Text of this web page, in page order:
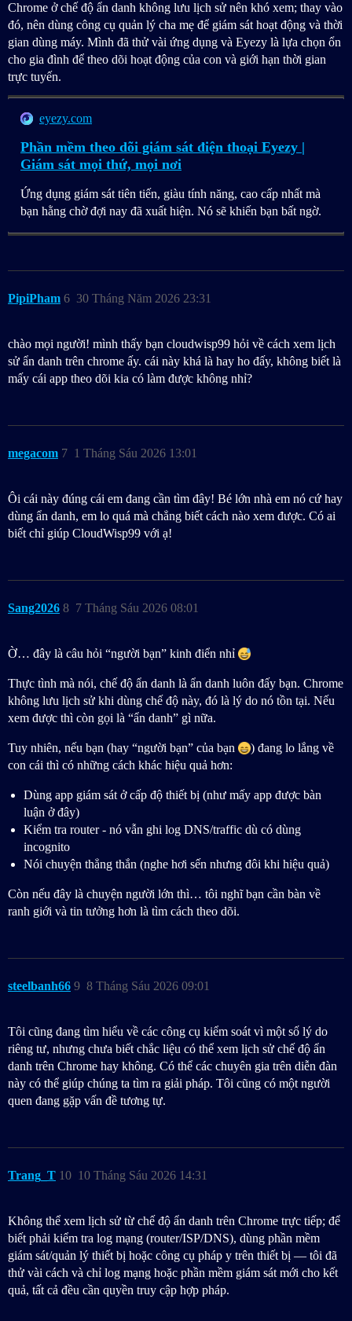
Chrome ở chế độ ẩn danh không lưu lịch sử nên khó xem; thay vào
đó, nên dùng công cụ quản lý cha mẹ để giám sát hoạt động và thời
gian dùng máy. Mình đã thử vài ứng dụng và Eyezy là lựa chọn ổn
cho gia đình để theo dõi hoạt động của con và giới hạn thời gian
trực tuyến.
eyezy.com
Phần mềm theo dõi giám sát điện thoại Eyezy |
Giám sát mọi thứ, mọi nơi
Ứng dụng giám sát tiên tiến, giàu tính năng, cao cấp nhất mà
bạn hằng chờ đợi nay đã xuất hiện. Nó sẽ khiến bạn bất ngờ.
PipiPham 30 Tháng Năm 2026 23:31
6
chào mọi người! mình thấy bạn cloudwisp99 hỏi về cách xem lịch
sử ẩn danh trên chrome ấy. cái này khá là hay ho đấy, không biết là
mấy cái app theo dõi kia có làm được không nhỉ?
megacom 1 Tháng Sáu 2026 13:01
7
Ôi cái này đúng cái em đang cần tìm đây! Bé lớn nhà em nó cứ hay
dùng ẩn danh, em lo quá mà chẳng biết cách nào xem được. Có ai
biết chỉ giúp CloudWisp99 với ạ!
Sang2026 7 Tháng Sáu 2026 08:01
8
Ờ… đây là câu hỏi “người bạn” kinh điển nhỉ
Thực tình mà nói, chế độ ẩn danh là ẩn danh luôn đấy bạn. Chrome
không lưu lịch sử khi dùng chế độ này, đó là lý do nó tồn tại. Nếu
xem được thì còn gọi là “ẩn danh” gì nữa.
Tuy nhiên, nếu bạn (hay “người bạn” của bạn
) đang lo lắng về
con cái thì có những cách khác hiệu quả hơn:
Dùng app giám sát ở cấp độ thiết bị (như mấy app được bàn
luận ở đây)
Kiểm tra router - nó vẫn ghi log DNS/traffic dù có dùng
incognito
Nói chuyện thẳng thắn (nghe hơi sến nhưng đôi khi hiệu quả)
Còn nếu đây là chuyện người lớn thì… tôi nghĩ bạn cần bàn về
ranh giới và tin tưởng hơn là tìm cách theo dõi.
steelbanh66 8 Tháng Sáu 2026 09:01
9
Tôi cũng đang tìm hiểu về các công cụ kiểm soát vì một số lý do
riêng tư, nhưng chưa biết chắc liệu có thể xem lịch sử chế độ ẩn
danh trên Chrome hay không. Có thể các chuyên gia trên diễn đàn
này có thể giúp chúng ta tìm ra giải pháp. Tôi cũng có một người
quen đang gặp vấn đề tương tự.
Trang_T 10 Tháng Sáu 2026 14:31
10
Không thể xem lịch sử từ chế độ ẩn danh trên Chrome trực tiếp; để
biết phải kiểm tra log mạng (router/ISP/DNS), dùng phần mềm
giám sát/quản lý thiết bị hoặc công cụ pháp y trên thiết bị — tôi đã
thử vài cách và chỉ log mạng hoặc phần mềm giám sát mới cho kết
quả, tất cả đều cần quyền truy cập hợp pháp.